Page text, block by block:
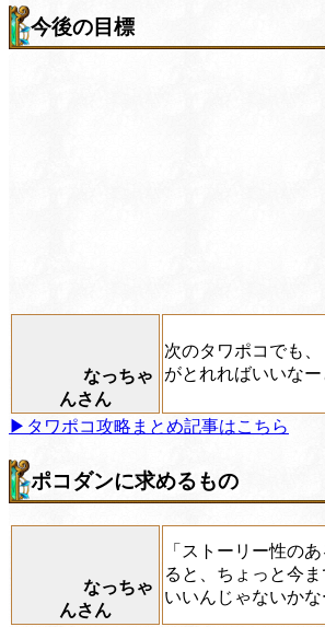
今後の目標
なっちゃ
んさん
次のタワポコでも
がとれればいいなー
▶タワポコ攻略まとめ記事はこちら
ポコダンに求めるもの
なっちゃ
んさん
「ストーリー性の
ると、ちょっと今
いいんじゃないかな